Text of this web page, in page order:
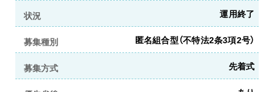
状況 運用終了
募集種別 匿名組合型（不特法2条3項2号）
募集方式 先着式